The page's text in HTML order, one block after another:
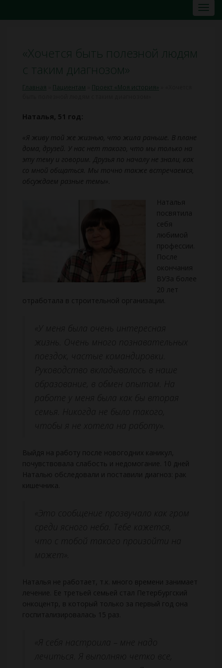
«Хочется быть полезной людям
с таким диагнозом»
Главная Пациентам Проект «Моя история»
Наталья, 51 год:
«Я живу той же жизнью, что жила раньше. В плане
дома, друзей. У нас нет такого, что мы только на
эту тему и говорим. Друзья по началу не знали, как
со мной общаться. Мы точно также встречаемся,
обсуждаем разные темы».
Наталья
посвятила
себя
любимой
профессии.
После
окончания
ВУЗа более
20 лет
отработала в строительной организации.
«У меня была очень интересная
жизнь. Очень много познавательных
поездок, частые командировки.
Руководство вкладывалось в наше
образование, в обмен опытом. На
работе у меня была как бы вторая
семья. Никогда не было такого,
чтобы я не хотела на работу».
Выйдя на работу после новогодних каникул,
почувствовала слабость и недомогание. 10 дней
Наталью обследовали и поставили диагноз: рак
кишечника.
«Это сообщение прозвучало как гром
среди ясного неба. Тебе кажется,
что с тобой такого произойти на
может».
Наталья не работает, т.к. много времени занимает
лечение. Ее третьей семьей стал Петербургский
онкоцентр, в который только за первый год она
госпитализировалась 15 раз.
«Я себя настроила – мне надо
лечиться. Я выполняю четко все,